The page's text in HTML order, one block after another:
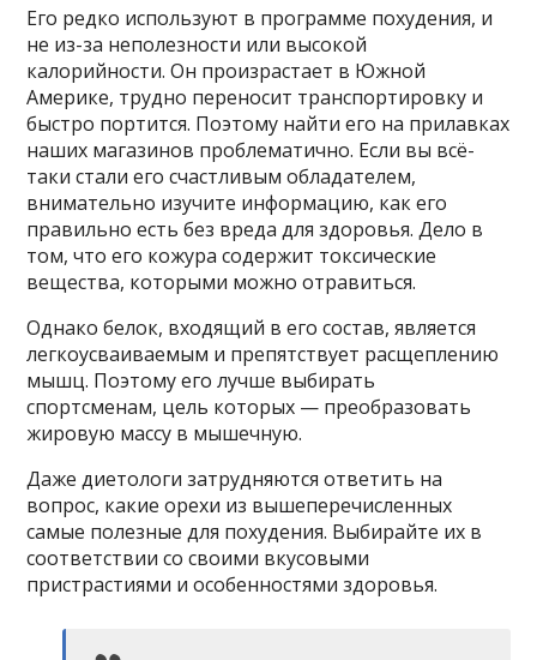
Его редко используют в программе похудения, и
не из-за неполезности или высокой
калорийности. Он произрастает в Южной
Америке, трудно переносит транспортировку и
быстро портится. Поэтому найти его на прилавках
наших магазинов проблематично. Если вы всё-
таки стали его счастливым обладателем,
внимательно изучите информацию, как его
правильно есть без вреда для здоровья. Дело в
том, что его кожура содержит токсические
вещества, которыми можно отравиться.
Однако белок, входящий в его состав, является
легкоусваиваемым и препятствует расщеплению
мышц. Поэтому его лучше выбирать
спортсменам, цель которых — преобразовать
жировую массу в мышечную.
Даже диетологи затрудняются ответить на
вопрос, какие орехи из вышеперечисленных
самые полезные для похудения. Выбирайте их в
соответствии со своими вкусовыми
пристрастиями и особенностями здоровья.